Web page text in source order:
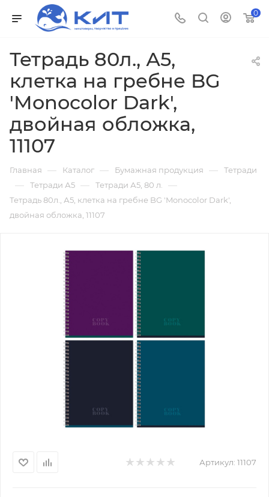
0
Тетрадь 80л., А5,
клетка на гребне BG
'Monocolor Dark',
двойная обложка,
11107
Главная — Каталог — Бумажная продукция — Тетради
— Тетради А5 — Тетради А5, 80 л. —
Тетрадь 80л., А5, клетка на гребне BG 'Monocolor Dark',
двойная обложка, 11107
Артикул: 11107